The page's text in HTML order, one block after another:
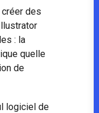
créer des
: la
quelle
de
logiciel de